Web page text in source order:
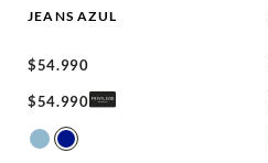
JEANS AZUL
$54.990
$54.990